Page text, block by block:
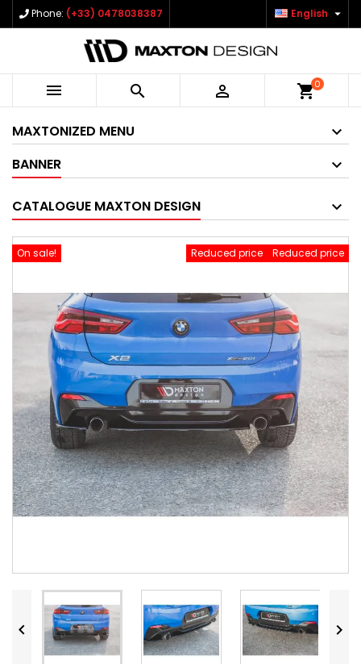
Phone: (+33) 0478038387 English 
   shopping_cart0
MAXTONIZED MENU
BANNER
CATALOGUE MAXTON DESIGN
On sale! Reduced price
Reduced price
 